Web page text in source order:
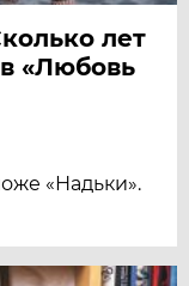
лет
«Любовь
«Надьки».